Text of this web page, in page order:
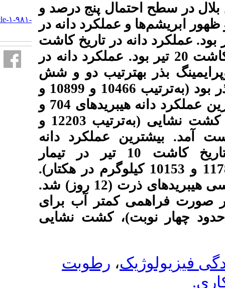
پنج درصد و
عملکرد دانه در
در تاریخ کاشت
تاریخ کاشت 20 تیر بود. عملکرد دانه در
دو و شش
درصد برتر از کاشت مستقیم بذر بود (به‌ترتیب 10466 و 10899 و
10300 کیلوگرم در هکتار). بیشترین عملکرد دانه هیبریدهای 704 و
260 در تاریخ کاشت 10 تیر در کشت نشایی (به‌ترتیب 12203 و
عملکرد دانه
هیبریدهای 704 و 260 در تاریخ کاشت 10 تیر در تیمار
بذر (به‌ترتیب 11789 و 10153 کیلوگرم در هکتار).
روش کشت نشایی باعث زودرسی هیبریدهای ذرت (12 روز) شد.
کمتر آب برای
کشت نشایی
،رطوبت
http://agrobreedjournal.ir/article-۱-۹۸۱-